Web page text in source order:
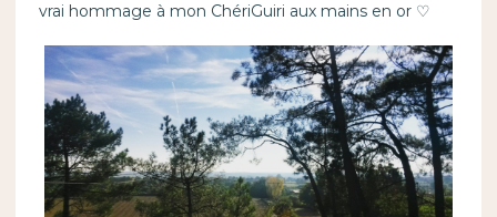
vrai hommage à mon ChériGuiri aux mains en or ♡